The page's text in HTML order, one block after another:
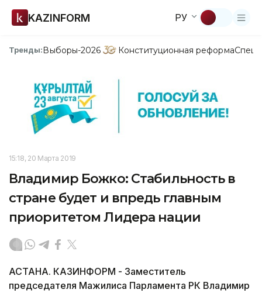
KAZINFORM РУ
Тренды:Выборы-2026 Конституционная реформа
15:18, 20 Марта 2019
Владимир Божко: Стабильность в
стране будет и впредь главным
приоритетом Лидера нации
АСТАНА. КАЗИНФОРМ - Заместитель
председателя Мажилиса Парламента РК Владимир